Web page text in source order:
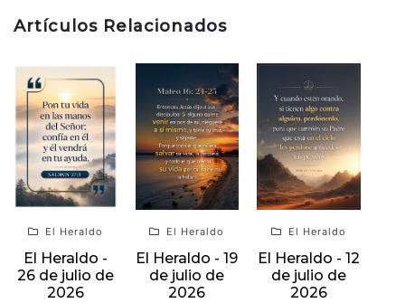
Artículos Relacionados
El Heraldo
El Heraldo -
26 de julio de
2026
El Heraldo
El Heraldo - 19
de julio de
2026
El Heraldo
El Heraldo - 12
de julio de
2026